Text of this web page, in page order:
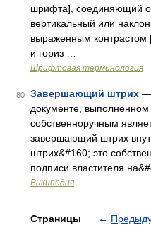
шрифта], соединяющий
вертикальный или
выраженным контрастом
и гориз …
Шрифтовая терминология
80 Завершающий штрих —
документе, выполненном
собственноручным
завершающий штрих
штрих&#160; это
подписи властителя
Википедия
Страницы ←